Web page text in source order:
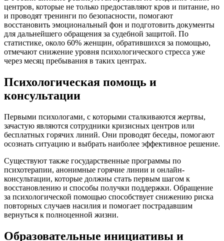
центров, которые не только предоставляют кров и питание, но
и проводят тренинги по безопасности, помогают
восстановить эмоциональный фон и подготовить документы
для дальнейшего обращения за судебной защитой. По
статистике, около 60% женщин, обратившихся за помощью,
отмечают снижение уровня психологического стресса уже
через месяц пребывания в таких центрах.
Психологическая помощь и
консультации
Первыми психологами, с которыми сталкиваются жертвы,
зачастую являются сотрудники кризисных центров или
бесплатных горячих линий. Они проводят беседы, помогают
осознать ситуацию и выбрать наиболее эффективное решение.
Существуют также государственные программы по
психотерапии, анонимные горячие линии и онлайн-
консультации, которые должны стать первым шагом к
восстановлению и способы получки поддержки. Обращение
за психологической помощью способствует снижению риска
повторных случаев насилия и помогает пострадавшим
вернуться к полноценной жизни.
Образовательные инициативы и